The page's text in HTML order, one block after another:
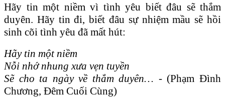
Hãy tin một niềm vì tình yêu biết đâu sẽ thắm
duyên. Hãy tin đi, biết đâu sự nhiệm mầu sẽ hồi
sinh cõi tình yêu đã mất hút:
Hãy tin một niềm
Nỗi nhớ nhung xưa vẹn tuyền
Sẽ cho ta ngày về thắm duyên… - (Phạm Đình
Chương, Đêm Cuối Cùng)